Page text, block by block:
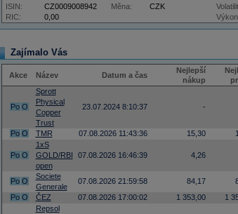
RIC: 0,00
ISIN: CZ0009008942 Měna: CZK
Zajímalo Vás
Akce Název Datum a čas
Nejlepší
nákup
Po O
Sprott
Physical
Copper
Trust
23.07.2024 8:10:37 -
Po O TMR 07.08.2026 11:43:36 15,30
Po O
1xS
GOLD/RBI
open
07.08.2026 16:46:39 4,26
Po O
Societe
Generale
07.08.2026 21:59:58 84,17
Po O ČEZ 07.08.2026 17:00:02 1 353,00 1
Repsol